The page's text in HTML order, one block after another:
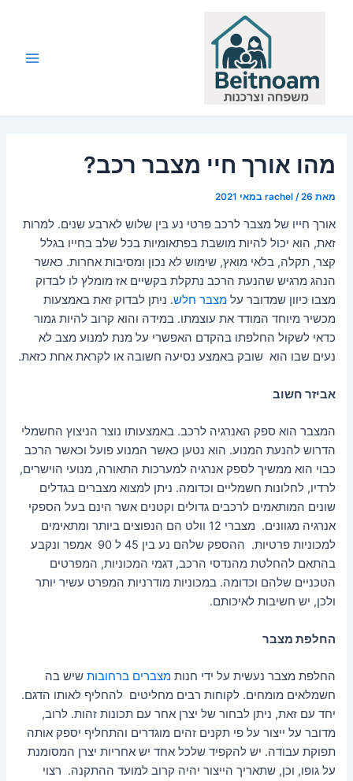
מהו אורך חיי מצבר רכב?
מאת rachel /26 במאי 2021
אורך חייו של מצבר לרכב פרטי נע בין שלוש לארבע שנים. למרות
זאת, הוא יכול להיות מושבת בפתאומיות בכל שלב בחייו בגלל
קצר, תקלה, בלאי מואץ, שימוש לא נכון ומסיבות אחרות. כאשר
הנהג מרגיש שהנעת הרכב נתקלת בקשיים אז מומלץ לו לבדוק
מצבו כיוון שמדובר עלמצבר חלש. ניתן לבדוק זאת באמצעות
מכשיר מיוחד המודד את עוצמתו. במידה והוא קרוב להיות גמור
כדאי לשקול החלפתו בהקדם האפשרי על מנת למנוע מצב לא
נעים שבו הוא שובק באמצע נסיעה חשובה או לקראת אחת כזאת.
אביזר חשוב
המצבר הוא ספק האנרגיה לרכב. באמצעותו נוצר הניצוץ החשמלי
הדרוש להנעת המנוע. הוא נטען כאשר המנוע פועל וכאשר הרכב
כבוי הוא ממשיך לספק אנרגיה למערכות התאורה, מנועי הוישרים,
לרדיו, לחלונות חשמליים וכדומה. ניתן למצוא מצברים בגדלים
שונים המותאמים לרכבים גדולים וקטנים אשר הינם בעל הספקי
אנרגיה מגוונים. מצברי 12 וולט הם הנפוצים ביותר ומתאימים
למכוניות פרטיות. ההספק שלהם נע בין 45 ל 90 אמפר ונקבע
בהתאם להחלטת מהנדסי הרכב, דגמי המכוניות, המפרטים
הטכניים שלהם וכדומה. במכוניות מודרניות המפרט עשיר יותר
ולכן, יש חשיבות לאיכותם.
החלפת מצבר
החלפת מצבר נעשית על ידי חנותמצברים ברחובות שיש בה
חשמלאים מומחים. לקוחות רבים מחליטים להחליף לאותו הדגם.
יחד עם זאת, ניתן לבחור של יצרן אחר עם תכונות זהות. לרוב,
מדובר על ייצור על פי תקנים זהים מוגדרים והתחליף יספק אותה
תפוקת עבודה. יש להקפיד שלכל אחד יש אחריות יצרן המסומנת
על גופו, וכן, שתאריך הייצור יהיה קרוב למועד ההתקנה. רצוי